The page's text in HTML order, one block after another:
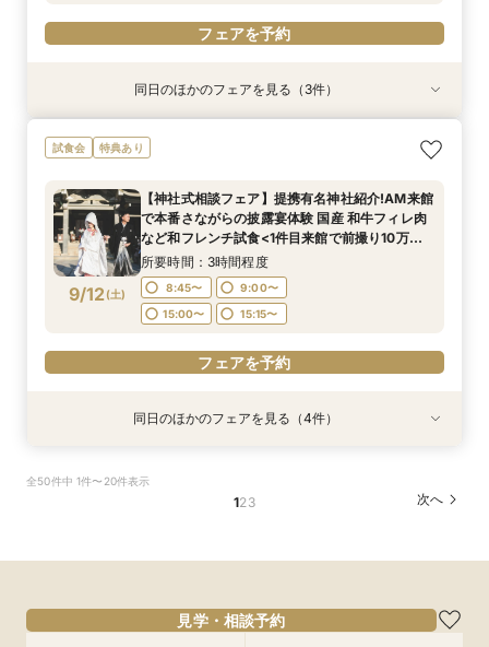
フェアを予約
特典あり
9/11(金 )
【20名〜ご婚礼がお得】平日限定★ガーデン
チャペル&貸切迎賓館ALL見学会×おもてなしを
会
所要時間：3時間程度
12:00〜
13:00〜
14:00〜
15:00〜
フェアを予約
特典あり
9/11(金 )
【平日限定】和婚相談×豪華無料試食×大阪城を
望む貸切迎賓館見学＜有名提携神社紹介も◎和婚
所要時間：3時間程度
12:00〜
13:00〜
14:00〜
15:00〜
フェアを予約
特典あり
9/11(金 )
＜オリジナルウェディング＞2万坪の庭園満喫×
会場見学×国産和牛フィレ肉など豪華試食付＊貸
所要時間：3時間程度
12:00〜
13:00〜
14:00〜
15:00〜
フェアを予約
同日のほかのフェアを見る（3件）
試食会 特典あり
9/12(土)
【神社式相談フェア】提携有名神社紹介!AM来館
で本番さながらの披露宴体験 国産 和牛フィレ肉
など和フレンチ試食<1件目来館で前撮り10万円
分特典>
所要時間：3時間程度
8:45〜
9:00〜
15:00〜
15:15〜
フェアを予約
特典あり
9/12
のご相談＆お打合せ！
フェアを予約
特典あり
9/12
ジナルウェディング庭園&会場見学×国産和牛
フィレ肉など豪華試食付＊1件目来館特典付き
8:45〜
9:00〜
フェアを予約
特典あり
9/12
シェフ豊後昌幸が手掛ける黒毛和牛etc2万円相
当和フレンチ試食会×貸切迎賓館見学フェア
8:45〜
9:00〜
フェアを予約
特典あり
9/12
牛など豪華試食×大阪城を望む庭園&迎賓館を見
学◎初見学限定で料理 ランクUP特典など豪華特
8:45〜
9:00〜
フェアを予約
同日のほかのフェアを見る（4件）
全50件中 1件〜20件表示
123 次へ
見学・相談予約